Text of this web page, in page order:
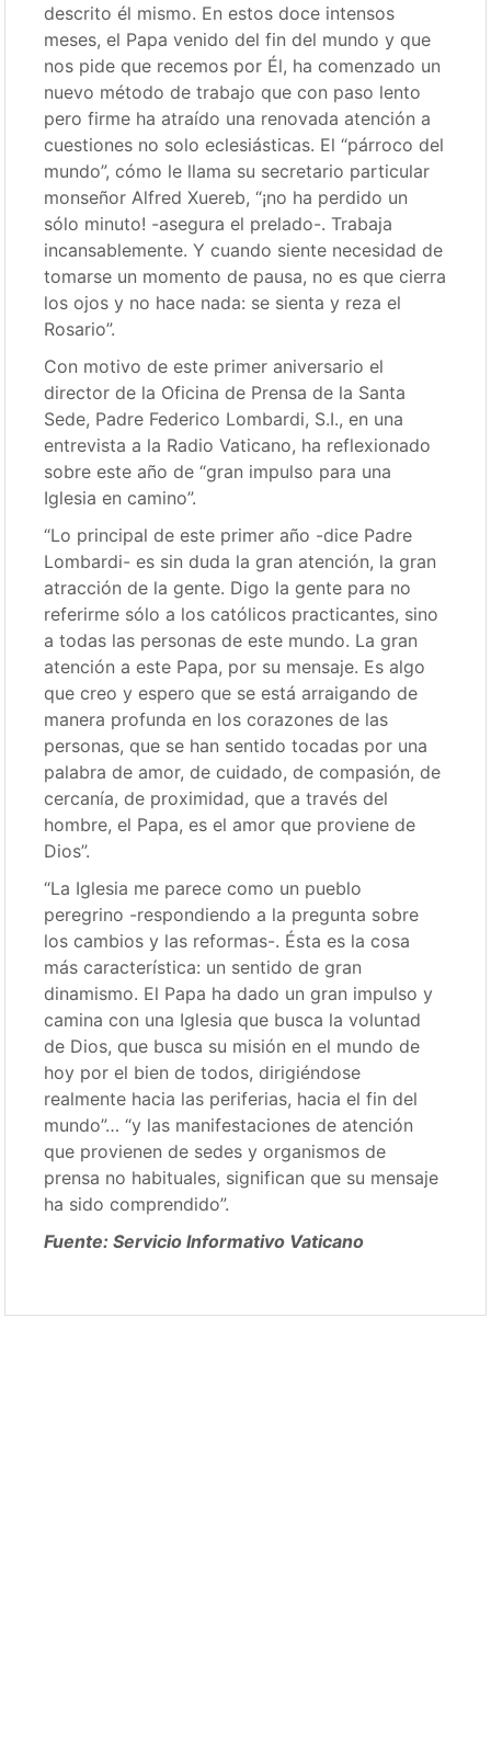
descrito él mismo. En estos doce intensos
meses, el Papa venido del fin del mundo y que
nos pide que recemos por Él, ha comenzado un
nuevo método de trabajo que con paso lento
pero firme ha atraído una renovada atención a
cuestiones no solo eclesiásticas. El “párroco del
mundo”, cómo le llama su secretario particular
monseñor Alfred Xuereb, “¡no ha perdido un
sólo minuto! -asegura el prelado-. Trabaja
incansablemente. Y cuando siente necesidad de
tomarse un momento de pausa, no es que cierra
los ojos y no hace nada: se sienta y reza el
Rosario”.
Con motivo de este primer aniversario el
director de la Oficina de Prensa de la Santa
Sede, Padre Federico Lombardi, S.I., en una
entrevista a la Radio Vaticano, ha reflexionado
sobre este año de “gran impulso para una
Iglesia en camino”.
“Lo principal de este primer año -dice Padre
Lombardi- es sin duda la gran atención, la gran
atracción de la gente. Digo la gente para no
referirme sólo a los católicos practicantes, sino
a todas las personas de este mundo. La gran
atención a este Papa, por su mensaje. Es algo
que creo y espero que se está arraigando de
manera profunda en los corazones de las
personas, que se han sentido tocadas por una
palabra de amor, de cuidado, de compasión, de
cercanía, de proximidad, que a través del
hombre, el Papa, es el amor que proviene de
Dios”.
“La Iglesia me parece como un pueblo
peregrino -respondiendo a la pregunta sobre
los cambios y las reformas-. Ésta es la cosa
más característica: un sentido de gran
dinamismo. El Papa ha dado un gran impulso y
camina con una Iglesia que busca la voluntad
de Dios, que busca su misión en el mundo de
hoy por el bien de todos, dirigiéndose
realmente hacia las periferias, hacia el fin del
mundo”… “y las manifestaciones de atención
que provienen de sedes y organismos de
prensa no habituales, significan que su mensaje
ha sido comprendido”.
Fuente: Servicio Informativo Vaticano